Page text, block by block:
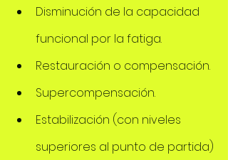
Disminución de la capacidad
funcional por la fatiga.
Restauración o compensación.
Supercompensación.
Estabilización (con niveles
superiores al punto de partida)